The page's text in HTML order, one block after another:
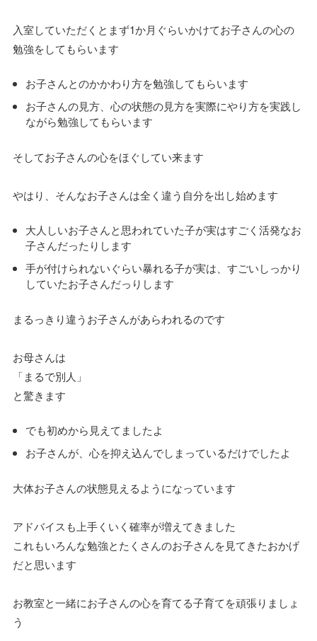
入室していただくとまず1か月ぐらいかけてお子さんの心の
勉強をしてもらいます
お子さんとのかかわり方を勉強してもらいます
お子さんの見方、心の状態の見方を実際にやり方を実践し
ながら勉強してもらいます
そしてお子さんの心をほぐしてい来ます
やはり、そんなお子さんは全く違う自分を出し始めます
大人しいお子さんと思われていた子が実はすごく活発なお
子さんだったりします
手が付けられないぐらい暴れる子が実は、すごいしっかり
していたお子さんだっりします
まるっきり違うお子さんがあらわれるのです
お母さんは
「まるで別人」
と驚きます
でも初めから見えてましたよ
お子さんが、心を抑え込んでしまっているだけでしたよ
大体お子さんの状態見えるようになっています
アドバイスも上手くいく確率が増えてきました
これもいろんな勉強とたくさんのお子さんを見てきたおかげ
だと思います
お教室と一緒にお子さんの心を育てる子育てを頑張りましょ
う